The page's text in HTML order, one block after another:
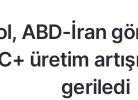
ABD-İran
üretim
geriledi